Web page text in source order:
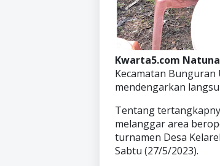
Kwarta5.com
Kecamatan
mendengarkan
Tentang
melanggar area
turnamen Desa
Sabtu (27/5/2023).